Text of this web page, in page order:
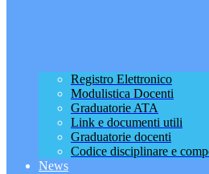
Registro Elettronico
Modulistica Docenti
Graduatorie ATA
Link e documenti utili
Graduatorie docenti
Codice disciplinare e
News